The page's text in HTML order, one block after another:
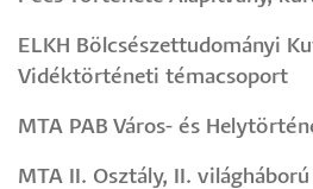
ELKH Bölcsészettudományi
Vidéktörténeti témacsoport
MTA PAB Város- és
MTA II. Osztály, II.